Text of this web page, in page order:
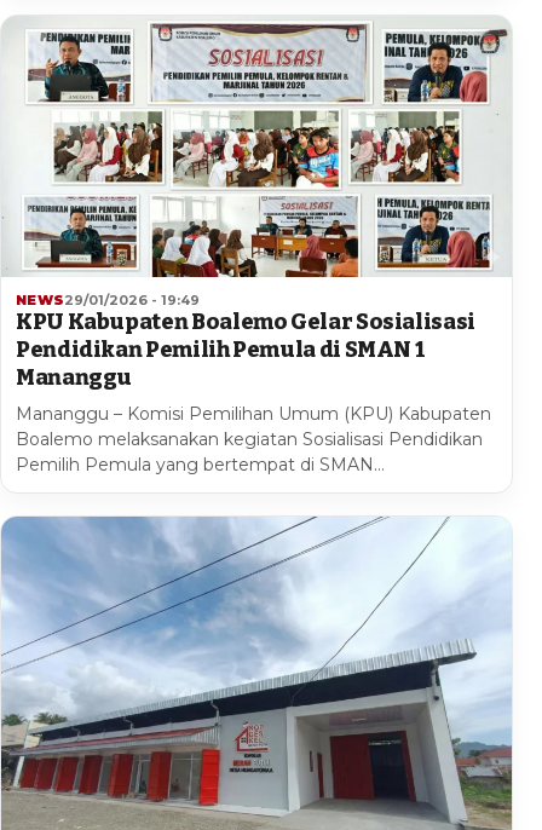
NEWS29/01/2026 - 19:49
KPU Kabupaten Boalemo Gelar Sosialisasi
Pendidikan Pemilih Pemula di SMAN 1
Mananggu
Mananggu – Komisi Pemilihan Umum (KPU) Kabupaten
Boalemo melaksanakan kegiatan Sosialisasi Pendidikan
Pemilih Pemula yang bertempat di SMAN…